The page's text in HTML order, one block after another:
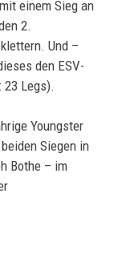
einem Sieg an
2.
Und –
den ESV-
23 Legs).
Youngster
Siegen in
Bothe – im